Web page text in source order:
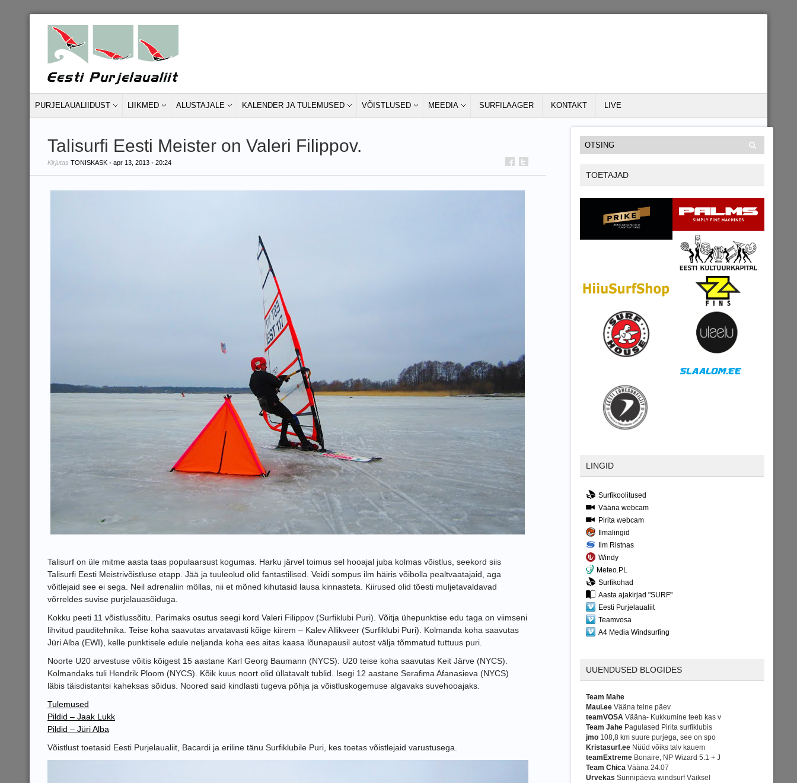
PURJELAUALIIDUST LIIKMED ALUSTAJALE KALENDER JA TULEMUSED VÕISTLUSED MEEDIA SURFILAAGER KONTAKT LIVE
Talisurfi Eesti Meister on Valeri Filippov.
Kirjutas TONISKASK • apr 13, 2013 • 20:24
Talisurf on üle mitme aasta taas populaarsust kogumas. Harku järvel toimus sel hooajal juba kolmas võistlus, seekord siis
Talisurfi Eesti Meistrivõistluse etapp. Jää ja tuuleolud olid fantastilised. Veidi sompus ilm häiris võibolla pealtvaatajaid, aga
võitlejaid see ei sega. Neil adrenaliin möllas, nii et mõned kihutasid lausa kinnasteta. Kiirused olid tõesti muljetavaldavad
võrreldes suvise purjelauasõiduga.
Kokku peeti 11 võistlussõitu. Parimaks osutus seegi kord Valeri Filippov (Surfiklubi Puri). Võitja ühepunktise edu taga on viimseni
lihvitud pauditehnika. Teise koha saavutas arvatavasti kõige kiirem – Kalev Allikveer (Surfiklubi Puri). Kolmanda koha saavutas
Jüri Alba (EWI), kelle punktisele edule neljanda koha ees aitas kaasa lõunapausil autost välja tõmmatud tuttuus puri.
Noorte U20 arvestuse võitis kõigest 15 aastane Karl Georg Baumann (NYCS). U20 teise koha saavutas Keit Järve (NYCS).
Kolmandaks tuli Hendrik Ploom (NYCS). Kõik kuus noort olid üllatavalt tublid. Isegi 12 aastane Serafima Afanasieva (NYCS)
läbis täisdistantsi kaheksas sõidus. Noored said kindlasti tugeva põhja ja võistluskogemuse algavaks suvehooajaks.
Tulemused
Pildid – Jaak Lukk
Pildid – Jüri Alba
Võistlust toetasid Eesti Purjelaualiit, Bacardi ja eriline tänu Surfiklubile Puri, kes toetas võistlejaid varustusega.
TOETAJAD
LINGID
Surfikoolitused
Vääna webcam
Pirita webcam
Ilmalingid
Ilm Ristnas
Windy
Meteo.PL
Surfikohad
Aasta ajakirjad "SURF"
Eesti Purjelaualiit
Teamvosa
A4 Media Windsurfing
UUENDUSED BLOGIDES
Team Mahe
Maui.ee Vääna teine päev
teamVOSA Vääna- Kukkumine teeb kas v
Team Jahe Pagulased Pirita surfiklubis
jmo 108,8 km suure purjega, see on spo
Kristasurf.ee Nüüd võiks talv kauem
teamExtreme Bonaire, NP Wizard 5.1 + J
Team Chica Vääna 24.07
Urvekas Sünnipäeva windsurf Väiksel